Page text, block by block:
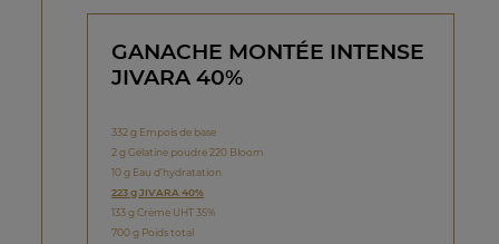
GANACHE MONTÉE INTENSE
JIVARA 40%
332 g Empois de base
2 g Gélatine poudre 220 Bloom
10 g Eau d’hydratation
223 g JIVARA 40%
133 g Crème UHT 35%
700 g Poids total